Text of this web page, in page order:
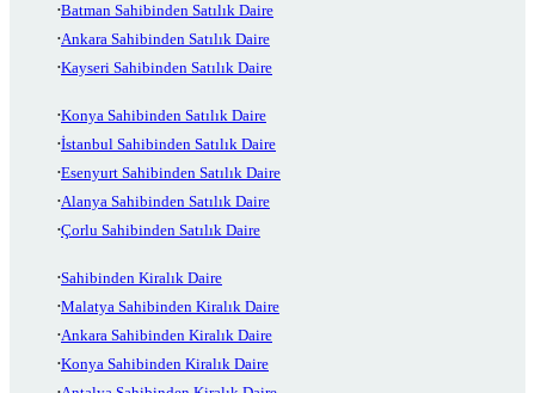
Batman Sahibinden Satılık Daire
Ankara Sahibinden Satılık Daire
Kayseri Sahibinden Satılık Daire
Konya Sahibinden Satılık Daire
İstanbul Sahibinden Satılık Daire
Esenyurt Sahibinden Satılık Daire
Alanya Sahibinden Satılık Daire
Çorlu Sahibinden Satılık Daire
Sahibinden Kiralık Daire
Malatya Sahibinden Kiralık Daire
Ankara Sahibinden Kiralık Daire
Konya Sahibinden Kiralık Daire